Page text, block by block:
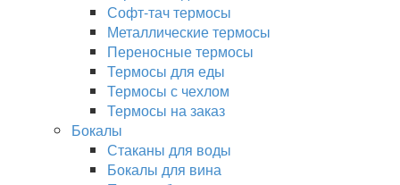
Софт-тач термосы
Металлические термосы
Переносные термосы
Термосы для еды
Термосы с чехлом
Термосы на заказ
Бокалы
Стаканы для воды
Бокалы для вина